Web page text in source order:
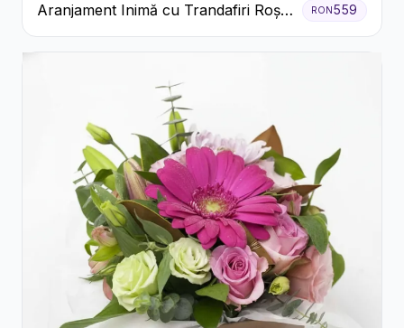
Aranjament Inimă cu Trandafiri Roșii
și Ciocolată Ferrero Rocher
RON559